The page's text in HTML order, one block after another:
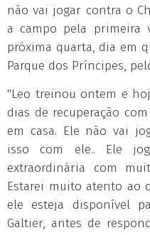
não vai jogar contra o
a campo pela primeira
próxima quarta, dia em
Parque dos Príncipes,
"Leo treinou ontem e
dias de recuperação
em casa. Ele não vai
isso com ele.. Ele
extraordinária com
Estarei muito atento ao
ele esteja disponível
Galtier, antes de